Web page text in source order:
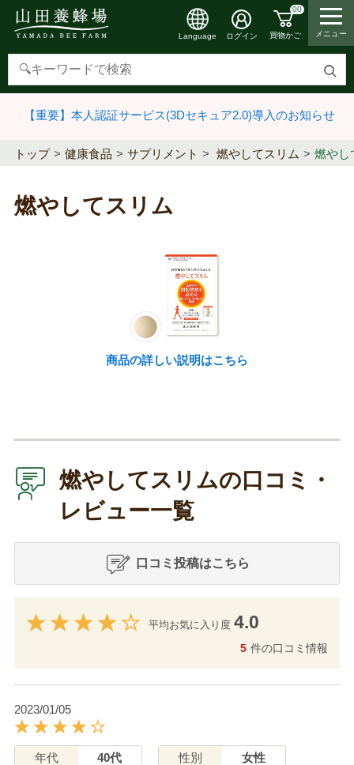
検
す
Language ログイン
00
買物かご メニュー
【重要】本人認証サービス(3Dセキュア2.0)導入のお知らせ
トップ 健康食品 サプリメント 燃やしてスリム 燃やし
燃やしてスリム
商品の詳しい説明はこちら
燃やしてスリムの口コミ・
レビュー一覧
口コミ投稿はこちら
平均お気に入り度 4.0
5 件の口コミ情報
2023/01/05
年代 40代 性別 女性